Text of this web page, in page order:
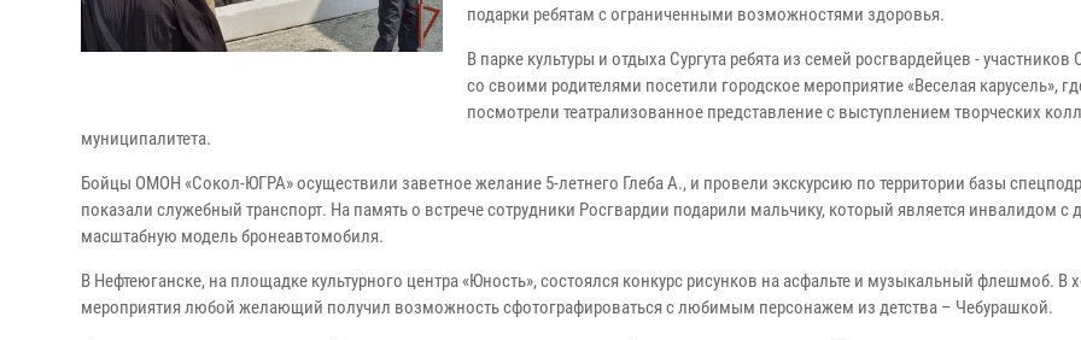
подарки ребятам с ограниченными возможностями здоровья.
В парке культуры и отдыха Сургута ребята из семей росгвардейцев - участников
со своими родителями посетили городское мероприятие «Веселая карусель»,
посмотрели театрализованное представление с выступлением творческих
муниципалитета.
Бойцы ОМОН «Сокол-ЮГРА» осуществили заветное желание 5-летнего Глеба А., и провели экскурсию по территории базы
показали служебный транспорт. На память о встрече сотрудники Росгвардии подарили мальчику, который является инвалидом с
масштабную модель бронеавтомобиля.
В Нефтеюганске, на площадке культурного центра «Юность», состоялся конкурс рисунков на асфальте и музыкальный флешмоб. В
мероприятия любой желающий получил возможность сфотографироваться с любимым персонажем из детства – Чебурашкой.